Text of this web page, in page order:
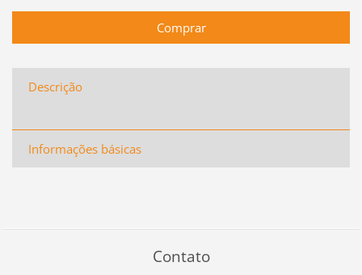
Descrição
Informações básicas
Contato